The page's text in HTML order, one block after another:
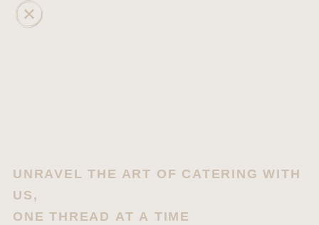
UNRAVEL THE ART OF CATERING WITH
US,
ONE THREAD AT A TIME